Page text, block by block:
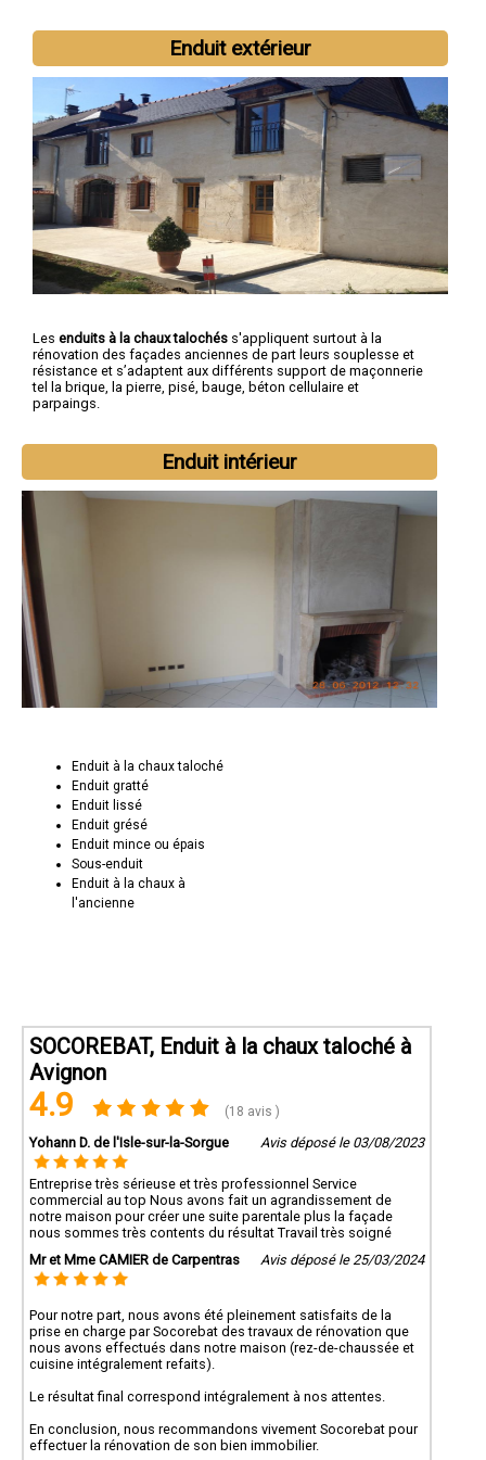
Enduit extérieur
Les enduits à la chaux talochés s'appliquent surtout à la
rénovation des façades anciennes de part leurs souplesse et
résistance et s’adaptent aux différents support de maçonnerie
tel la brique, la pierre, pisé, bauge, béton cellulaire et
parpaings.
Enduit intérieur
Enduit à la chaux taloché
Enduit gratté
Enduit lissé
Enduit grésé
Enduit mince ou épais
Sous-enduit
Enduit à la chaux à
l'ancienne
SOCOREBAT, Enduit à la chaux taloché à
Avignon
4.9 (18 avis )
Yohann D. de l'Isle-sur-la-Sorgue Avis déposé le 03/08/2023
Entreprise très sérieuse et très professionnel Service
commercial au top Nous avons fait un agrandissement de
notre maison pour créer une suite parentale plus la façade
nous sommes très contents du résultat Travail très soigné
Mr et Mme CAMIER de Carpentras
Avis déposé le 25/03/2024
Pour notre part, nous avons été pleinement satisfaits de la
prise en charge par Socorebat des travaux de rénovation que
nous avons effectués dans notre maison (rez-de-chaussée et
cuisine intégralement refaits).
Le résultat final correspond intégralement à nos attentes.
En conclusion, nous recommandons vivement Socorebat pour
effectuer la rénovation de son bien immobilier.